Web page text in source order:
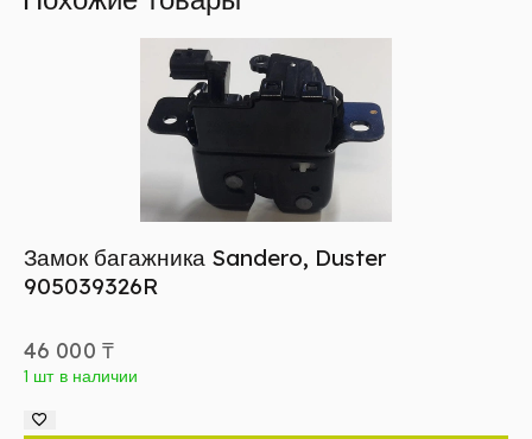
Замок багажника Sandero, Duster
905039326R
46 000 ₸
1 шт в наличии